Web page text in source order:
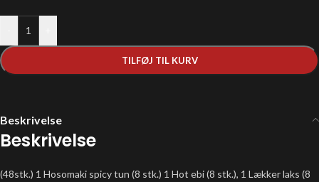
TILFØJ TIL KURV
Beskrivelse
Beskrivelse
(48stk.) 1 Hosomaki spicy tun (8 stk.) 1 Hot ebi (8 stk.), 1 Lækker laks (8